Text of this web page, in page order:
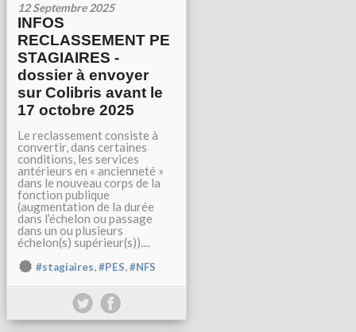
12 Septembre 2025
INFOS
RECLASSEMENT PE
STAGIAIRES -
dossier à envoyer
sur Colibris avant le
17 octobre 2025
Le reclassement consiste à
convertir, dans certaines
conditions, les services
antérieurs en « ancienneté »
dans le nouveau corps de la
fonction publique
(augmentation de la durée
dans l’échelon ou passage
dans un ou plusieurs
échelon(s) supérieur(s))....
#stagiaires,#PES,#NFS